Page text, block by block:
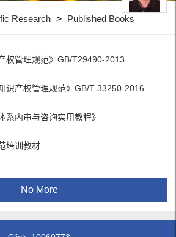
Research > Published Books
权管理规范》GB/T29490-2013
识产权管理规范》GB/T 33250-2016
系内审与咨询实用教程》
培训教材
No More